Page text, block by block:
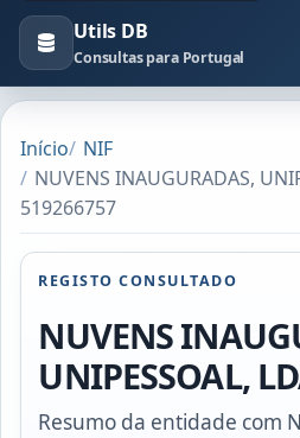
Utils DB
Consultas para Portugal
Início
NIF
NUVENS INAUGURADAS,
519266757
REGISTO CONSULTADO
NUVENS
UNIPESSOAL,
Resumo da entidade com